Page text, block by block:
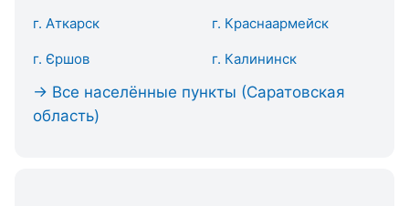
г. Аткарск г. Краснаармейск
г. Єршов г. Калининск
→ Все населённые пункты (Саратовская
область)